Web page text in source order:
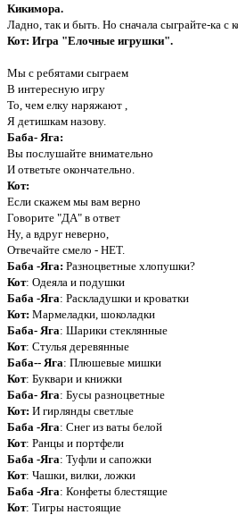
Кикимора.
Ладно, так и быть. Но сначала сыграйте-ка с
Кот: Игра "Елочные игрушки".
Мы с ребятами сыграем
В интересную игру
То, чем елку наряжают ,
Я детишкам назову.
Баба- Яга:
Вы послушайте внимательно
И ответьте окончательно.
Кот:
Если скажем мы вам верно
Говорите "ДА" в ответ
Ну, а вдруг неверно,
Отвечайте смело - НЕТ.
Баба -Яга: Разноцветные хлопушки?
Кот: Одеяла и подушки
Баба -Яга: Раскладушки и кроватки
Кот: Мармеладки, шоколадки
Баба- Яга: Шарики стеклянные
Кот: Стулья деревянные
Баба-- Яга: Плюшевые мишки
Кот: Буквари и книжки
Баба- Яга: Бусы разноцветные
Кот: И гирлянды светлые
Баба -Яга: Снег из ваты белой
Кот: Ранцы и портфели
Баба -Яга: Туфли и сапожки
Кот: Чашки, вилки, ложки
Баба -Яга: Конфеты блестящие
Кот: Тигры настоящие